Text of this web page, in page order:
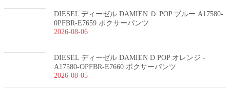
DIESEL ディーゼル DAMIEN Ｄ POP ブルー A17580-
0PFBR-E7659 ボクサーパンツ
2026-08-06
DIESEL ディーゼル DAMIEN D POP オレンジ -
A17580-OPFBR-E7660 ボクサーパンツ
2026-08-05